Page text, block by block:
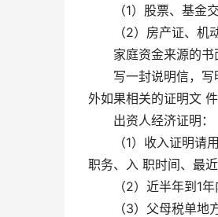
（1）股票、基金交
（2）房产证、机动
家庭资金来源的书
写一封说明信，写明
外如果相关的证明文
出资人经济证明：
（1）收入证明请用
职务、入 职时间、最
（2）近半年到1年
（3）父母税单地方